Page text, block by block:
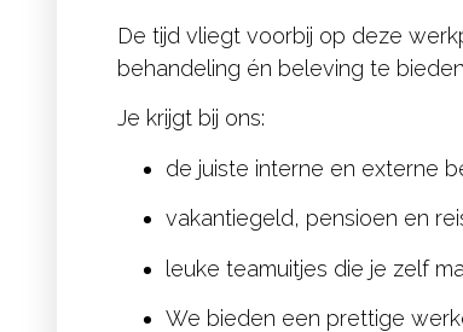
De tijd vliegt voorbij op deze
behandeling én beleving te
Je krijgt bij ons:
de juiste interne en externe
vakantiegeld, pensioen en
leuke teamuitjes die je zelf
We bieden een prettige